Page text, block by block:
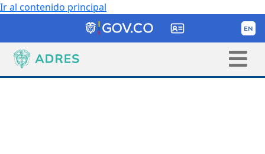
Ir al contenido principal